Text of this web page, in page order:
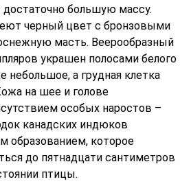
большую массу.
черный цвет с бронзовыми
масть. Веерообразный
украшен полосами белого
небольшое, а грудная клетка
на шее и голове
особых наростов –
канадских индюков
образованием, которое
до пятнадцати сантиметров
птицы.